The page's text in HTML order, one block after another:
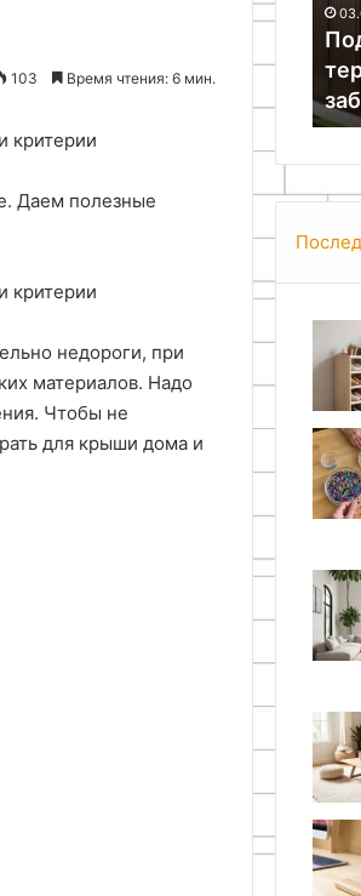
103 Время чтения: 6 мин.
Даем полезные
недороги, при
материалов. Надо
Чтобы не
для крыши дома и
профнастила
территории для